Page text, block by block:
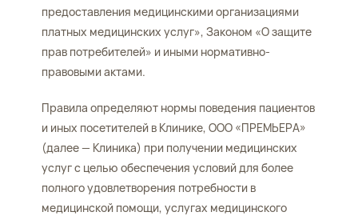
предоставления медицинскими организациями
платных медицинских услуг», Законом «О защите
прав потребителей» и иными нормативно-
правовыми актами.
Правила определяют нормы поведения пациентов
и иных посетителей в Клинике, ООО «ПРЕМЬЕРА»
(далее — Клиника) при получении медицинских
услуг с целью обеспечения условий для более
полного удовлетворения потребности в
медицинской помощи, услугах медицинского